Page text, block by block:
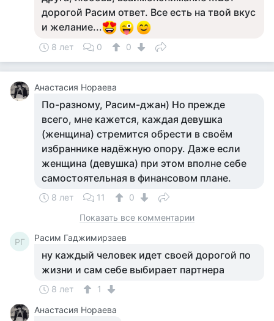
дорогой Расим ответ. Все есть на твой вкус
и желание...
8 лет 0 0
Анастасия Нораева
По-разному, Расим-джан) Но прежде
всего, мне кажется, каждая девушка
(женщина) стремится обрести в своём
избраннике надёжную опору. Даже если
женщина (девушка) при этом вполне себе
самостоятельная в финансовом плане.
8 лет 11
0
Показать все комментарии
РГ Расим Гаджимирзаев
ну каждый человек идет своей дорогой по
жизни и сам себе выбирает партнера
8 лет
1
Анастасия Нораева